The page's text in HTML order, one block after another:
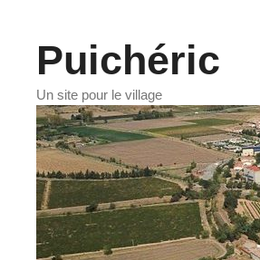
Puichéric
Un site pour le village